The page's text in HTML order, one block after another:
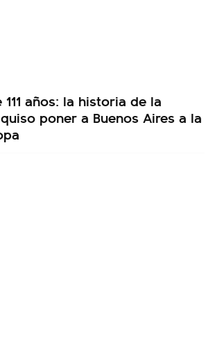
años: la historia de la
poner a Buenos Aires a la